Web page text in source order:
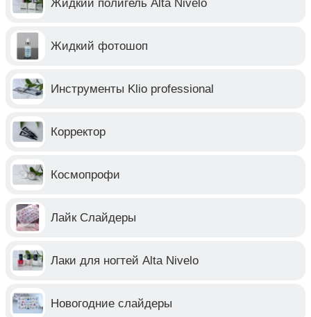
Жидкий полигель Alta Nivelo
Жидкий фотошоп
Инструменты Klio professional
Корректор
Космопрофи
Лайк Слайдеры
Лаки для ногтей Alta Nivelo
Новогодние слайдеры